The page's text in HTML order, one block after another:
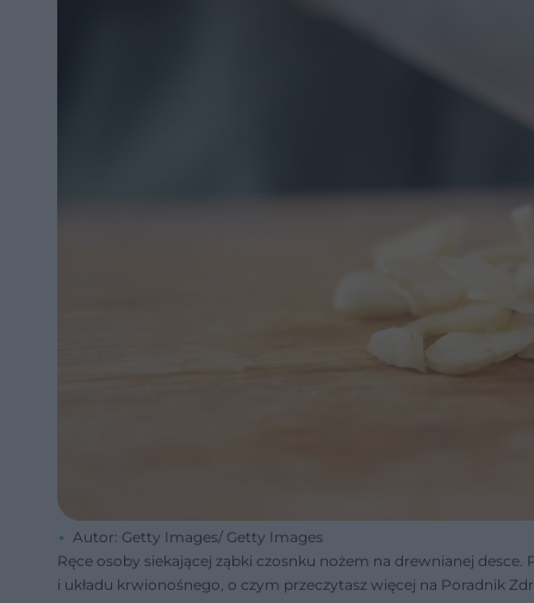
Autor: Getty Images/ Getty Images
Ręce osoby siekającej ząbki czosnku nożem na drewnianej
i układu krwionośnego, o czym przeczytasz więcej na Poradnik